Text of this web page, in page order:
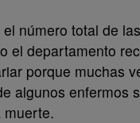
número total de
el departamento
porque muchas
algunos enfermos
muerte.